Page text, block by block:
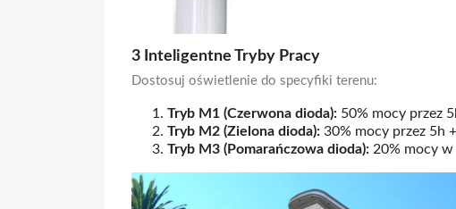
3 Inteligentne Tryby Pracy
Dostosuj oświetlenie do specyfiki terenu:
Tryb M1 (Czerwona dioda): 50% mocy przez
Tryb M2 (Zielona dioda): 30% mocy przez 5h
Tryb M3 (Pomarańczowa dioda): 20% mocy